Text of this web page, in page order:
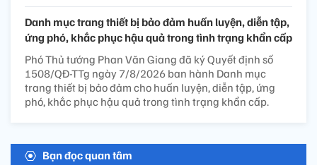
Danh mục trang thiết bị bảo đảm huấn luyện, diễn tập,
ứng phó, khắc phục hậu quả trong tình trạng khẩn cấp
Phó Thủ tướng Phan Văn Giang đã ký Quyết định số
1508/QĐ-TTg ngày 7/8/2026 ban hành Danh mục
trang thiết bị bảo đảm cho huấn luyện, diễn tập, ứng
phó, khắc phục hậu quả trong tình trạng khẩn cấp.
Bạn đọc quan tâm